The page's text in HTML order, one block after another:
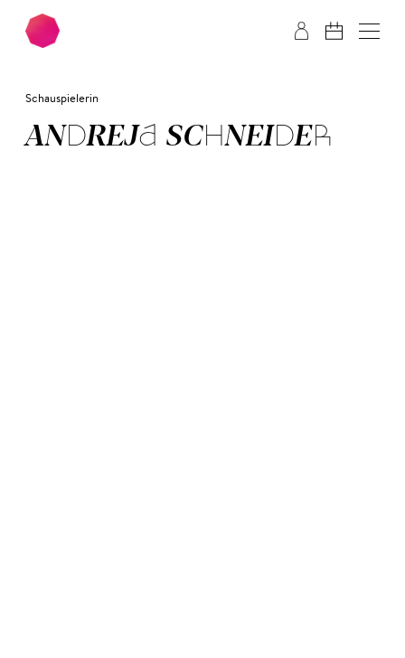
Zum Hauptinhalt springen Zum Footer springen
Schauspielerin
AN­DRE­JA SCHNEI­DER